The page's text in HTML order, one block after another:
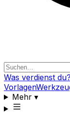
Was verdienst du?
Vorlagen
Mehr▾